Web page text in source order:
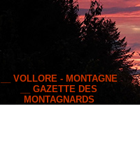
__ VOLLORE - MONTAGNE
__ GAZETTE DES
MONTAGNARDS